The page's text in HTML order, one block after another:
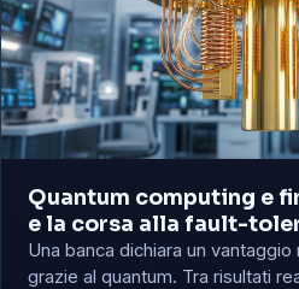
Quantum computing e
e la corsa alla fault-
Una banca dichiara un
grazie al quantum. Tra risultati